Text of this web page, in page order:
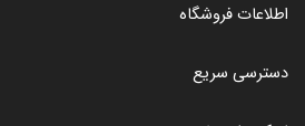
اطلاعات فروشگاه
دسترسی سریع